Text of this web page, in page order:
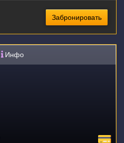
Забронировать
Инфо